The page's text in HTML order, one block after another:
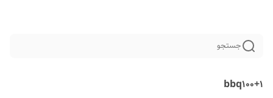
جستجو
bbq100+1